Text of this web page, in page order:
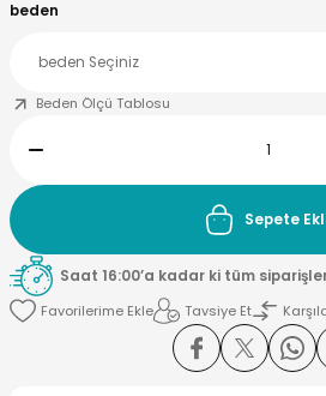
beden
Beden Ölçü Tablosu
Sepete
Saat 16:00’a kadar ki tüm
Tavsiye Et